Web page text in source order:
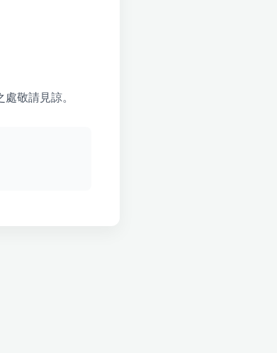
敬請見諒。